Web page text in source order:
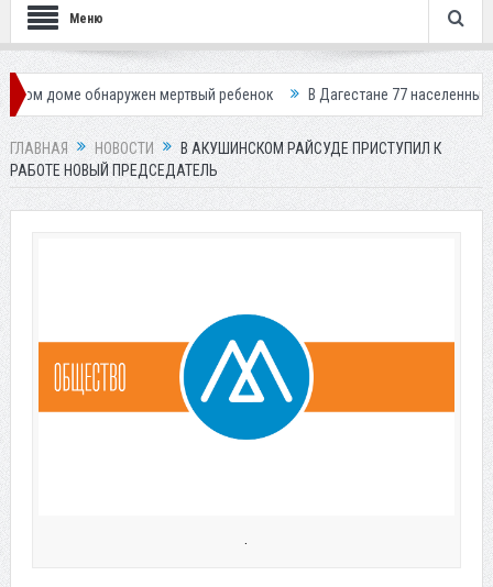
Меню
обнаружен мертвый ребенок В Дагестане 77 населенных пунктов
ГЛАВНАЯ НОВОСТИ
В АКУШИНСКОМ РАЙСУДЕ ПРИСТУПИЛ К
РАБОТЕ НОВЫЙ ПРЕДСЕДАТЕЛЬ
.